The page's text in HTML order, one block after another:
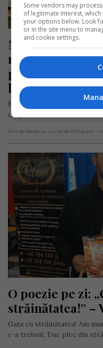
Magazinul unei
română din
plin de viață al
locuiește
Nicole Rosen, o tânără de
originari din România, în
Scris de Redacția Jurnal de Emigrant -
O poezie pe zi:
străinătatea!” –
Gata cu străinătatea! Am
c-a trebuit, Dar plec din
Some vendors may
of legitimate interest,
your options below. Look
or in the site menu to
and cookie settings.